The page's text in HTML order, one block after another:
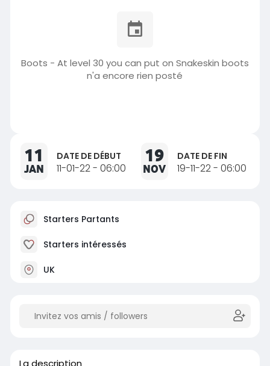
Boots - At level 30 you can put on Snakeskin boots
n'a encore rien posté
11
JAN
DATE DE DÉBUT
11-01-22 - 06:00
19
NOV
DATE DE FIN
19-11-22 - 06:00
Starters Partants
Starters intéressés
UK